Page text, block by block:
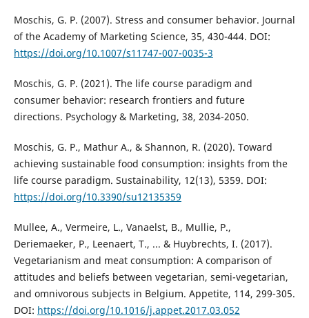
Moschis, G. P. (2007). Stress and consumer behavior. Journal
of the Academy of Marketing Science, 35, 430-444. DOI:
https://doi.org/10.1007/s11747-007-0035-3
Moschis, G. P. (2021). The life course paradigm and
consumer behavior: research frontiers and future
directions. Psychology & Marketing, 38, 2034-2050.
Moschis, G. P., Mathur A., & Shannon, R. (2020). Toward
achieving sustainable food consumption: insights from the
life course paradigm. Sustainability, 12(13), 5359. DOI:
https://doi.org/10.3390/su12135359
Mullee, A., Vermeire, L., Vanaelst, B., Mullie, P.,
Deriemaeker, P., Leenaert, T., ... & Huybrechts, I. (2017).
Vegetarianism and meat consumption: A comparison of
attitudes and beliefs between vegetarian, semi-vegetarian,
and omnivorous subjects in Belgium. Appetite, 114, 299-305.
DOI: https://doi.org/10.1016/j.appet.2017.03.052